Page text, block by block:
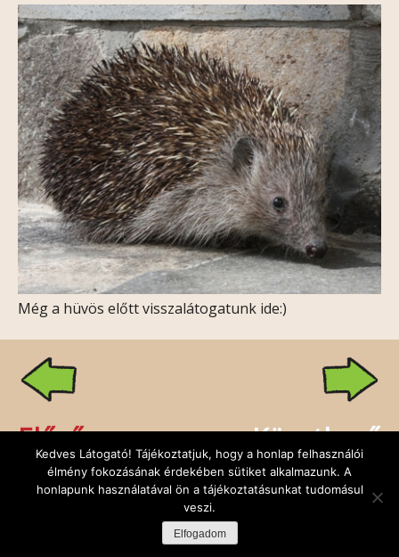
Még a hüvös előtt visszalátogatunk ide:)
Előző Következő
Kapcsolat
Minden jog fenntartva: Sünbarát Alapítvány,
DuDe| fejlesztő:
Kedves Látogató! Tájékoztatjuk, hogy a honlap felhasználói
élmény fokozásának érdekében sütiket alkalmazunk. A
honlapunk használatával ön a tájékoztatásunkat tudomásul
veszi.
Elfogadom